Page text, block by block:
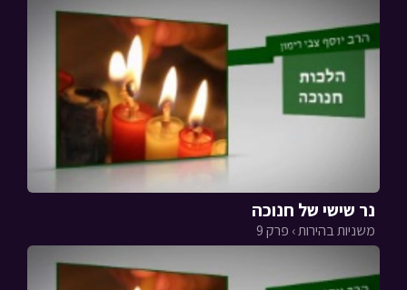
נר שישי של חנוכה
משניות בהירות › פרק 9